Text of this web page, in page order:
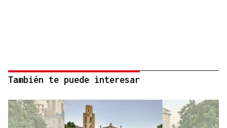
También te puede interesar